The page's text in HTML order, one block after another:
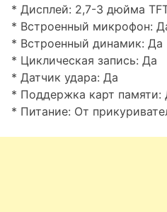
* Дисплей: 2,7-3 дюйма
* Встроенный микрофон:
* Встроенный динамик: Да
* Циклическая запись: Да
* Датчик удара: Да
* Поддержка карт памяти:
* Питание: От